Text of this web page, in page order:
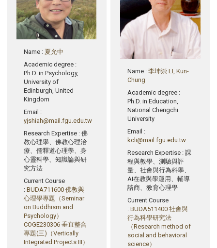
Name : 夏允中
Academic degree :
Ph.D. in Psychology,
University of
Edinburgh, United
Kingdom
Email :
yjshiah@mail.fgu.edu.tw
Research Expertise : 佛
教心理學、佛教心理治
療、儒釋道心理學、身
心靈科學、知識論與研
究方法
Current Course
:BUDA711600 佛教與
心理學專題（Seminar
on Buddhism and
Psychology）
COGE230306 垂直整合
專題(三)（Vertically
Integrated Projects III）
Name :李坤崇 LI, Kun-
Chung
Academic degree :
Ph.D. in Education,
National Chengchi
University
Email :
kcli@mail.fgu.edu.tw
Research Expertise : 課
程與教學、測驗與評
量、社會與行為科學、
AI在教與學運用、輔導
諮商、教育心理學
Current Course
:BUDA511400 社會與
行為科學研究法
（Research method of
social and behavioral
science）